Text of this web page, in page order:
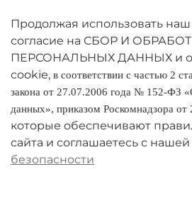
Оферта
Политика
Оплата и доставка
Условия обмена и возврата
Реквизиты
Продолжая использовать наш
согласие на СБОР И
ПЕРСОНАЛЬНЫХ ДАННЫХ и
cookie, в соответствии с частью 2
закона от 27.07.2006 года № 152-ФЗ
данных», приказом Роскомнадзора
которые обеспечивают
сайта и соглашаетесь с нашей
безопасности